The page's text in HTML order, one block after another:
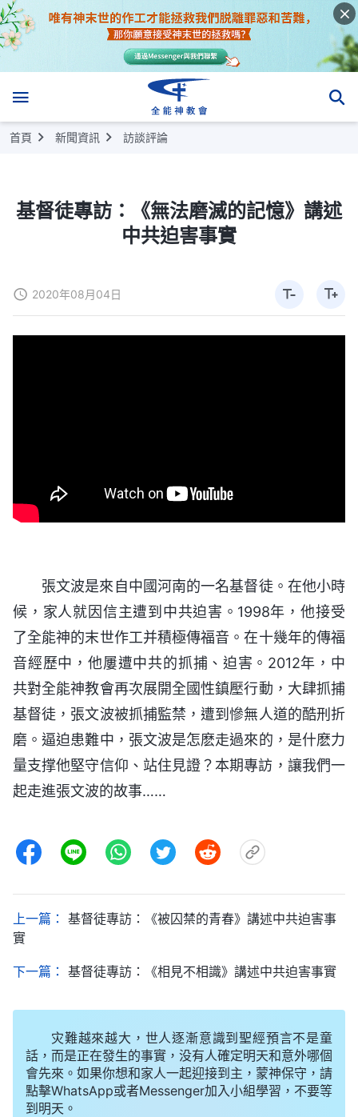
首頁 新聞資訊 訪談評論
基督徒專訪：《無法磨滅的記憶》講述
中共迫害事實
2020年08月04日
張‌文‌波‌是‌來‌自‌中‌國‌河‌南‌的‌一‌名‌基‌督‌徒。‌在‌他‌小‌時‌
候‌，‌家‌人‌就‌因‌信‌主‌遭‌到‌中‌共‌迫‌害。‌1998‌年‌，‌他‌接‌受‌
了‌全‌能‌神‌的‌末‌世‌作‌工‌并‌積‌極‌傳‌福‌音。‌在‌十‌幾‌年‌的‌傳‌福‌
音‌經‌歷‌中‌，‌他‌屢‌遭‌中‌共‌的‌抓‌捕、‌迫‌害。‌2012‌年‌，‌中‌
共‌對‌全‌能‌神‌教‌會‌再‌次‌展‌開‌全‌國‌性‌鎮‌壓‌行‌動‌，‌大‌肆‌抓‌捕‌
基‌督‌徒‌，‌張‌文‌波‌被‌抓‌捕‌監‌禁‌，‌遭‌到‌慘‌無‌人‌道‌的‌酷‌刑‌折‌
磨。‌逼‌迫‌患‌難‌中‌，‌張‌文‌波‌是‌怎‌麽‌走‌過‌來‌的‌，‌是‌什‌麽‌力‌
量‌支‌撑‌他‌堅‌守‌信‌仰、‌站‌住‌見‌證？‌本‌期‌專‌訪‌，‌讓‌我‌們‌一‌
起‌走‌進‌張‌文‌波‌的‌故‌事‌……
上一篇： 基督徒專訪：《被囚禁的青春》講述中共迫害事
實
下一篇： 基督徒專訪：《相見不相識》講述中共迫害事實
灾難越來越大，世人逐漸意識到聖經預言不是童
話，而是正在發生的事實，没有人確定明天和意外哪個
會先來。如果你想和家人一起迎接到主，蒙神保守，請
點擊WhatsApp或者Messenger加入小組學習，不要等
到明天。